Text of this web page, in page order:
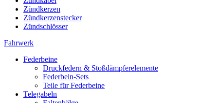
Zündkerzen
Zündkerzenstecker
Zündschlösser
Fahrwerk
Federbeine
Druckfedern & Stoßdämpferelemente
Federbein-Sets
Teile für Federbeine
Telegabeln